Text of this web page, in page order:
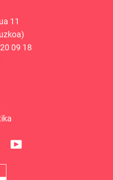
11
09 18